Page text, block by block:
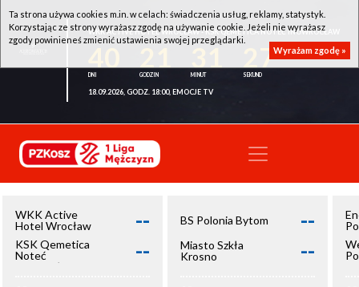
WKK ACTIVE HOTEL WROCŁAW - KSK QEMETICA NOTEĆ INOWROCŁAW
27
18.09.2026, GODZ. 18:00, EMOCJE TV
WKK Active
Hotel Wrocław
--
KSK Qemetica
Noteć
Inowrocław
--
BS Polonia Bytom --
Miasto Szkła
Krosno
--
Ta strona używa cookies m.in. w celach: świadczenia usług, reklamy, statystyk.
Korzystając ze strony wyrażasz zgodę na używanie cookie. Jeżeli nie wyrażasz
zgody powinieneś zmienić ustawienia swojej przeglądarki.
Wyrażam zgodę »